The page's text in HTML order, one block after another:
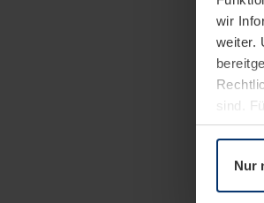
wir
weiter.
sind.
Nur